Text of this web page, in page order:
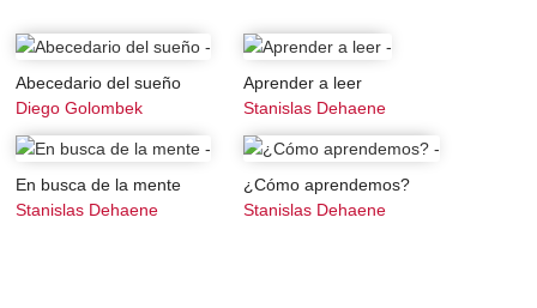
Abecedario del sueño
Diego Golombek
Aprender a leer
Stanislas Dehaene
En busca de la mente
Stanislas Dehaene
¿Cómo aprendemos?
Stanislas Dehaene